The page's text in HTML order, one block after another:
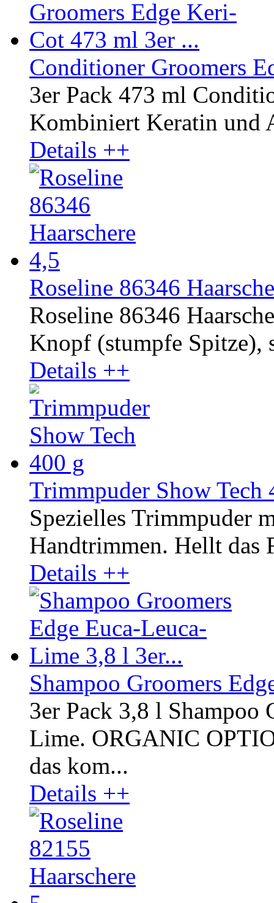
Conditioner Groomers
3er Pack 473 ml
Kombiniert Keratin und
Details ++
Roseline 86346
Roseline 86346
Knopf (stumpfe Spitze),
Details ++
Trimmpuder Show Tech
Spezielles Trimmpuder
Handtrimmen. Hellt das
Details ++
Shampoo Groomers
3er Pack 3,8 l Shampoo
Lime. ORGANIC
das kom...
Details ++